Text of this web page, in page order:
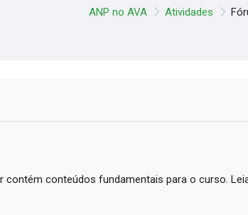
ANP no AVA Atividades
conteúdos fundamentais para o curso.